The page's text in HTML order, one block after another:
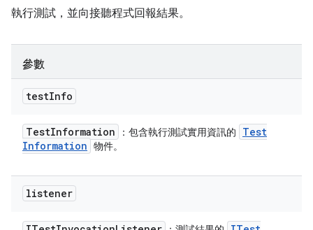
執行測試，並向接聽程式回報結果。
參數
testInfo
TestInformation ：包含執行測試實用資訊的
Test
Information 物件。
listener